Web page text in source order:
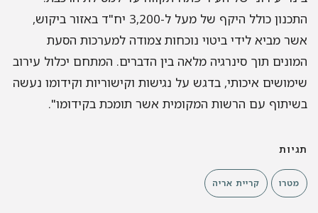
התכנון כולל היקף של מעל ל-3,200 יח"ד באזור ביקוש,
אשר מביא לידי ביטוי נוכחות צמודה למערכות הסעת
המונים תוך סינרגיה מלאה בין הדברים. המתחם יכלול עירוב
שימושים איכותי, בדגש על נגישות וקישוריות וקידומו נעשה
בשיתוף עם הרשות המקומית אשר תומכת בקידומו".
תגיות
מטרו קריית אריה